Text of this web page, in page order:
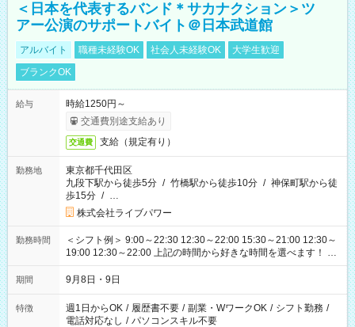
＜日本を代表するバンド＊サカナクション＞ツ
アー公演のサポートバイト＠日本武道館
アルバイト 職種未経験OK 社会人未経験OK
大学生歓迎
ブランクOK
給与
時給1250円～
交通費別途支給あり
交通費 支給（規定有り）
勤務地
東京都千代田区
九段下駅から徒歩5分 / 竹橋駅から徒歩10分 / 神保町駅から徒
歩15分 / …
株式会社ライブパワー
勤務時間
＜シフト例＞ 9:00～22:30 12:30～22:00 15:30～21:00 12:30～
19:00 12:30～22:00 上記の時間から好きな時間を選べます！ ※
時間は変更となる可能性があります
期間 9月8日・9日
特徴 週1日からOK / 履歴書不要 / 副業・WワークOK / シフト勤務 /
電話対応なし / パソコンスキル不要